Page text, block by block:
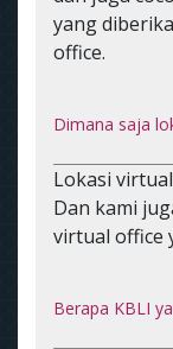
yang
office.
Dimana saja
Lokasi
Dan kami
virtual office
Berapa KBLI